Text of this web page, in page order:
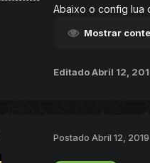
Abaixo o config lua
Mostrar
EditadoAbril 12,
Postado Abril 12, 2019